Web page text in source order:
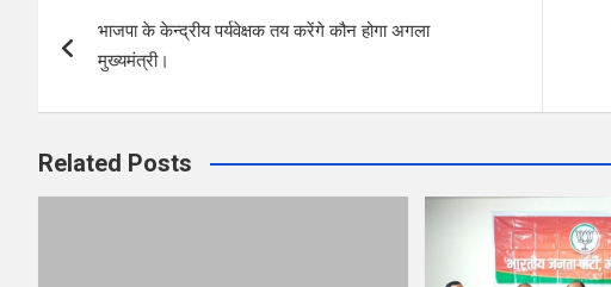
o
o
k
A
p
navigation
भाजपा के केन्द्रीय पर्यवेक्षक तय करेंगे कौन होगा अगला
मुख्यमंत्री।
Related Posts